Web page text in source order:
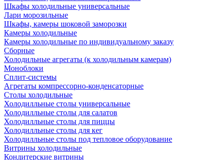
Шкафы холодильные универсальные
Лари морозильные
Шкафы, камеры шоковой заморозки
Камеры холодильные
Камеры холодильные по индивидуальному заказу
Сборные
Холодильные агрегаты (к холодильным камерам)
Моноблоки
Сплит-системы
Агрегаты компрессорно-конденсаторные
Столы холодильные
Холодилльные столы универсальные
Холодилльные столы для салатов
Холодилльные столы для пиццы
Холодилльные столы для кег
Холодилльные столы под тепловое оборудование
Витрины холодильные
Кондитерские витрины